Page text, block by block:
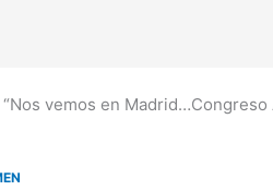
vemos en Madrid…Congreso